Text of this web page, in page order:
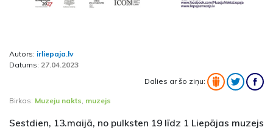
Autors: irliepaja.lv
Datums: 27.04.2023
Dalies ar šo ziņu:
Birkas: Muzeju nakts, muzejs
Sestdien, 13.maijā, no pulksten 19 līdz 1 Liepājas muzejs